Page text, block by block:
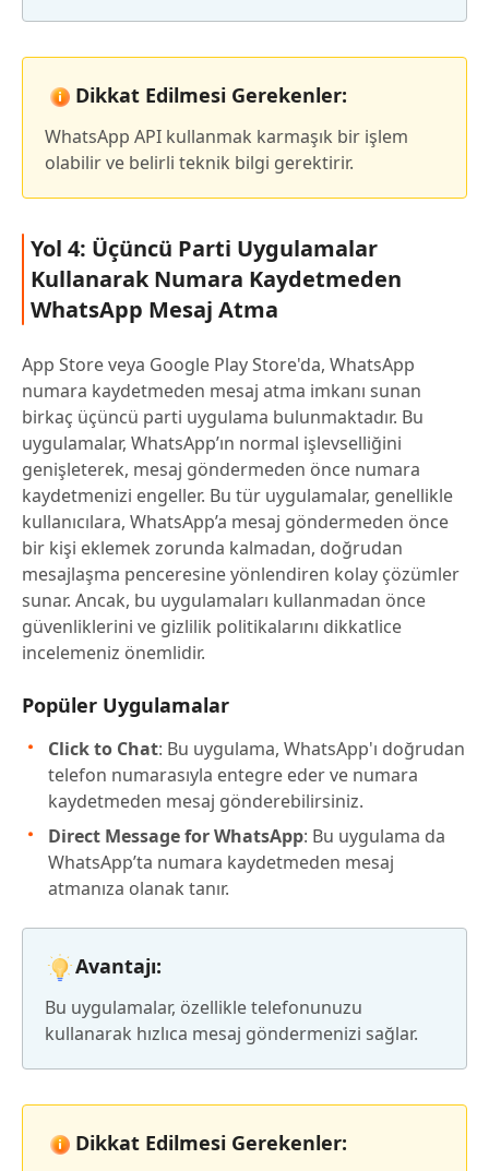
Dikkat Edilmesi Gerekenler:
WhatsApp API kullanmak karmaşık bir işlem
olabilir ve belirli teknik bilgi gerektirir.
Yol 4: Üçüncü Parti Uygulamalar
Kullanarak Numara Kaydetmeden
WhatsApp Mesaj Atma
App Store veya Google Play Store'da, WhatsApp
numara kaydetmeden mesaj atma imkanı sunan
birkaç üçüncü parti uygulama bulunmaktadır. Bu
uygulamalar, WhatsApp’ın normal işlevselliğini
genişleterek, mesaj göndermeden önce numara
kaydetmenizi engeller. Bu tür uygulamalar, genellikle
kullanıcılara, WhatsApp’a mesaj göndermeden önce
bir kişi eklemek zorunda kalmadan, doğrudan
mesajlaşma penceresine yönlendiren kolay çözümler
sunar. Ancak, bu uygulamaları kullanmadan önce
güvenliklerini ve gizlilik politikalarını dikkatlice
incelemeniz önemlidir.
Popüler Uygulamalar
Click to Chat: Bu uygulama, WhatsApp'ı doğrudan
telefon numarasıyla entegre eder ve numara
kaydetmeden mesaj gönderebilirsiniz.
Direct Message for WhatsApp: Bu uygulama da
WhatsApp’ta numara kaydetmeden mesaj
atmanıza olanak tanır.
Avantajı:
Bu uygulamalar, özellikle telefonunuzu
kullanarak hızlıca mesaj göndermenizi sağlar.
Dikkat Edilmesi Gerekenler: